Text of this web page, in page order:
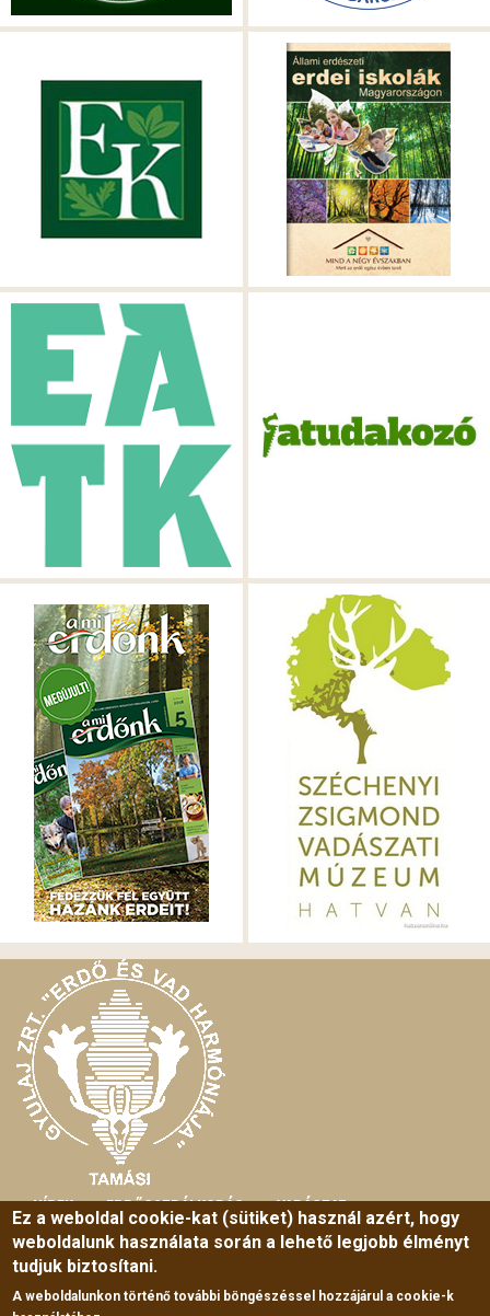
MAIN
MENU
HÍREK ERDŐGAZDÁLKODÁS
VADÁSZAT
HORGÁSZAT
TURIZMUS
SZABADIDŐ
ERDEI ISKOLA
RÓLUNK KÖZÉRDEKŰ ADATOK
Ez a weboldal cookie-kat (sütiket) használ azért, hogy
weboldalunk használata során a lehető legjobb élményt
tudjuk biztosítani.
A weboldalunkon történő további böngészéssel hozzájárul a cookie-k